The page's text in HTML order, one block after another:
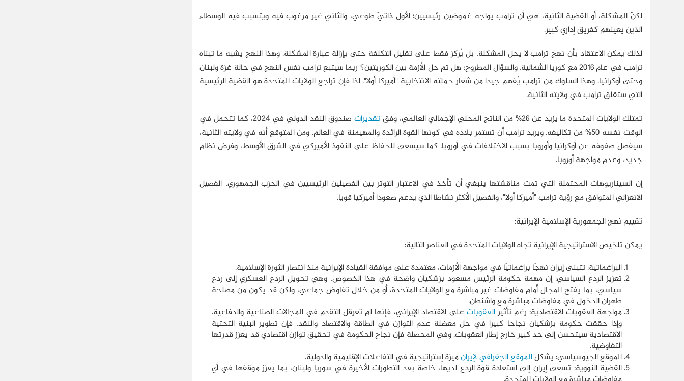
لكنّ المشكلة، أو القضية الثانية، هي أن ترامب يواجه غموضين رئيسيين؛ الأول ذاتيّ طوعي، والثاني غير مرغوب فيه ويتسبب فيه الوسطاء
الذين يعينهم كفريق إداري كبير.
لذلك يمكن الاعتقاد بأن نهج ترامب لا يحل المشكلة، بل يُركز فقط على تقليل التكلفة حتى بإزالة عبارة المشكلة. وهذا النهج يشبه ما تبناه
ترامب في عام 2016 مع كوريا الشمالية. والسؤال المطروح: هل تم حل الأزمة بين الكوريتين؟ ربما سيتبع ترامب نفس النهج في حالة غزة ولبنان
وحتى أوكرانيا. وهذا السلوك من ترامب يُفهم جيدا من شعار حملته الانتخابية "أميركا أولا". لذا فإن تراجع الولايات المتحدة هو القضية الرئيسية
التي ستقلق ترامب في ولايته الثانية.
تمتلك الولايات المتحدة ما يزيد عن 26% من الناتج المحلي الإجمالي العالمي، وفق
تقديرات
صندوق النقد الدولي في 2024، كما تتحمل في
الوقت نفسه 50% من تكاليفه. ويريد ترامب أن تستمر بلاده في كونها القوة الرائدة والمهيمنة في العالم. ومن المتوقع أنه في ولايته الثانية،
سيفصل صفوفه عن أوكرانيا وأوروبا بسبب الاختلافات في أوروبا. كما سيسعى للحفاظ على النفوذ الأميركي في الشرق الأوسط، وفرض نظام
جديد، وعدم مواجهة أوروبا.
إن السيناريوهات المحتملة التي تمت مناقشتها ينبغي أن تأخذ في الاعتبار التوتر بين الفصيلين الرئيسيين في الحزب الجمهوري، الفصيل
الانعزالي المتوافق مع رؤية ترامب "أميركا أولا"، والفصيل الأكثر نشاطا الذي يدعم صعودا أميركيا قويا.
تقييم نهج الجمهورية الإسلامية الإيرانية:
يمكن تلخيص الاستراتيجية الإيرانية تجاه الولايات المتحدة في العناصر التالية:
البراغماتية: تتبنى إيران نهجًا براغماتيًا في مواجهة الأزمات، معتمدة على موافقة القيادة الإيرانية منذ انتصار الثورة الإسلامية.
تعزيز الردع السياسي: إن مهمة حكومة الرئيس مسعود بزشكيان واضحة في هذا الخصوص، وهي تحويل الردع العسكري إلى ردع
سياسي، بما يفتح المجال أمام مفاوضات غير مباشرة مع الولايات المتحدة، أو من خلال تفاوض جماعي، ولكن قد يكون من مصلحة
طهران الدخول في مفاوضات مباشرة مع واشنطن.
مواجهة العقوبات الاقتصادية: رغم تأثيرالعقوبات على الاقتصاد الإيراني، فإنها لم تعرقل التقدم في المجالات الصناعية والدفاعية.
وإذا حققت حكومة بزشكیان نجاحا کبیرا في حل معضلة عدم التوازن في الطاقة والاقتصاد والنقد، فإن تطوير البنیة التحتیة
الاقتصادیة سيتحسن إلی حد کبیر خارج إطار العقوبات. وفي المحصلة فإن نجاح الحكومة في تحقيق توازن اقتصادي قد يعزز قدرتها
التفاوضية.
الموقع الجيوسياسي: يشكلالموقع الجغرافي لإيرانميزة إستراتيجية في التفاعلات الإقليمية والدولية.
القضية النووية: تسعى إيران إلى استعادة قوة الردع لديها، خاصة بعد التطورات الأخيرة في سوريا ولبنان، بما يعزز موقفها في أي